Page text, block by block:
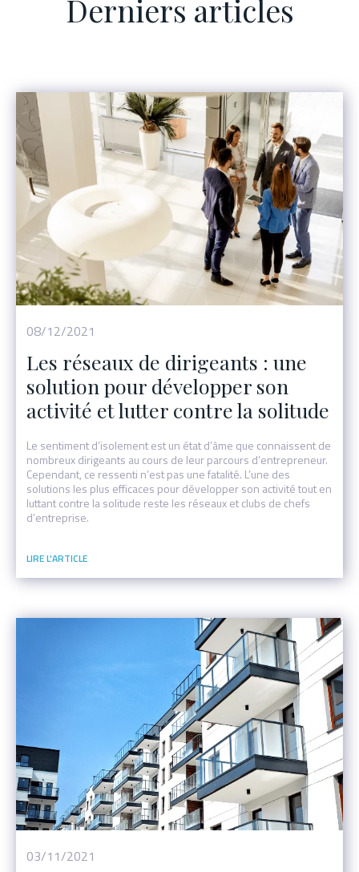
Derniers articles
08/12/2021
Les réseaux de dirigeants : une
solution pour développer son
activité et lutter contre la solitude
Le sentiment d’isolement est un état d’âme que connaissent de
nombreux dirigeants au cours de leur parcours d’entrepreneur.
Cependant, ce ressenti n’est pas une fatalité. L’une des
solutions les plus efficaces pour développer son activité tout en
luttant contre la solitude reste les réseaux et clubs de chefs
d’entreprise.
03/11/2021